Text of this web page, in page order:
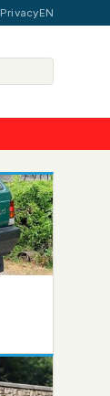
PrivacyEN